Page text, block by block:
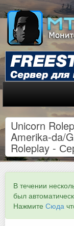
Unicorn
Amerika-da/
Roleplay -
В течении
был
Нажмите Сюда